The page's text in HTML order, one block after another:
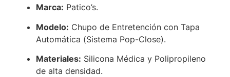
Marca: Patico’s.
Modelo: Chupo de Entretención con Tapa
Automática (Sistema Pop-Close).
Materiales: Silicona Médica y Polipropileno
de alta densidad.